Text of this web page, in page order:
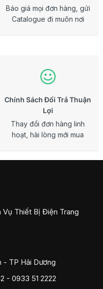
Báo giá mọi đơn hàng, gửi
Catalogue đi muôn nơi
Chính Sách Đổi Trả Thuận
Lợi
Thay đổi đơn hàng linh
hoạt, hài lòng mới mua
Thiết Bị Điện Trang
- TP Hải Dương
- 0933 51 2222